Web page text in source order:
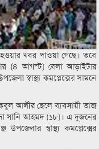
খবর পাওয়া গেছে। তবে
(৪ আগস্ট) বেলা আড়াইটার
স্বাস্থ্য কমপ্লেক্সের সামনে
আলীর ছেলে ব্যবসায়ী তাজ
সানি আহমদ (১৮)। এ দুজনের
স্বাস্থ্য কমপ্লেক্সের